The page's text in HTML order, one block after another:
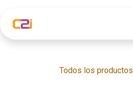
Todos los productos